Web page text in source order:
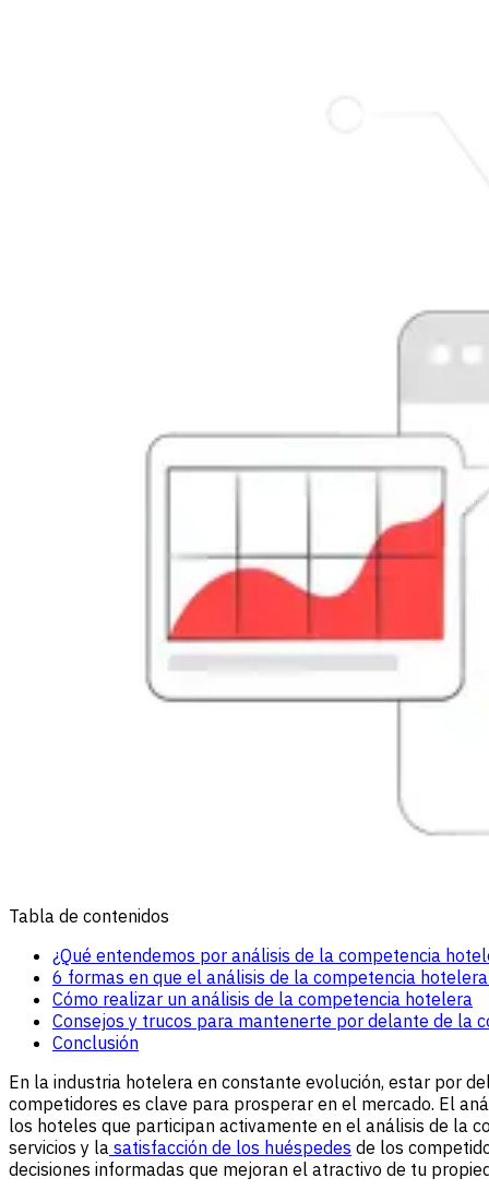
Tabla de contenidos
¿Qué entendemos por análisis de la competencia
6 formas en que el análisis de la competencia
Cómo realizar un análisis de la competencia hotelera
Consejos y trucos para mantenerte por delante de la
Conclusión
En la industria hotelera en constante evolución, estar por
competidores es clave para prosperar en el mercado. El
los hoteles que participan activamente en el análisis de la
servicios y la satisfacción de los huéspedes de los
decisiones informadas que mejoran el atractivo de tu